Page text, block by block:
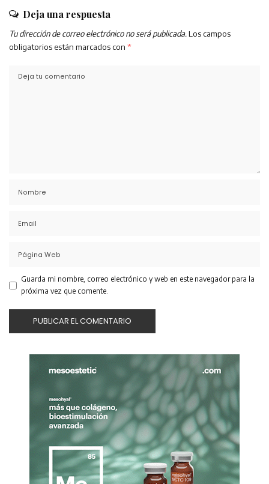
Deja una respuesta
Tu dirección de correo electrónico no será publicada.Los campos
obligatorios están marcados con *
Guarda mi nombre, correo electrónico y web en este navegador para la
próxima vez que comente.